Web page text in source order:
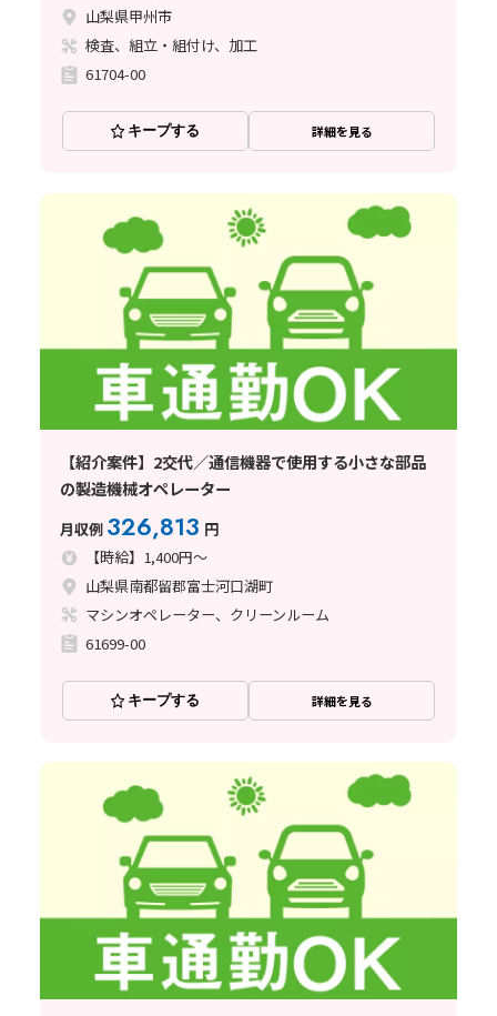
山梨県甲州市
検査、組立・組付け、加工
61704-00
キープする 詳細を見る
【紹介案件】2交代／通信機器で使用する小さな部品
の製造機械オペレーター
月収例 326,813 円
【時給】1,400円～
山梨県南都留郡富士河口湖町
マシンオペレーター、クリーンルーム
61699-00
キープする 詳細を見る